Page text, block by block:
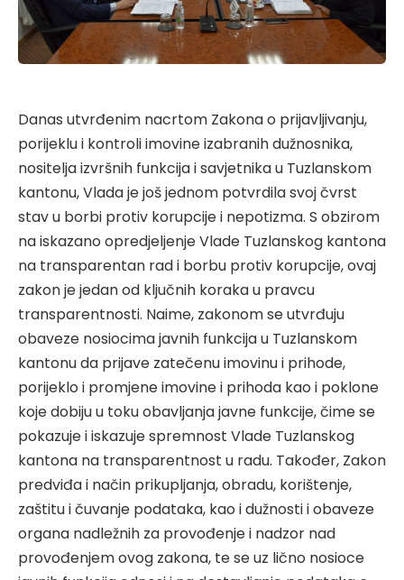
Danas utvrđenim nacrtom Zakona o prijavljivanju,
porijeklu i kontroli imovine izabranih dužnosnika,
nositelja izvršnih funkcija i savjetnika u Tuzlanskom
kantonu, Vlada je još jednom potvrdila svoj čvrst
stav u borbi protiv korupcije i nepotizma. S obzirom
na iskazano opredjeljenje Vlade Tuzlanskog kantona
na transparentan rad i borbu protiv korupcije, ovaj
zakon je jedan od ključnih koraka u pravcu
transparentnosti. Naime, zakonom se utvrđuju
obaveze nosiocima javnih funkcija u Tuzlanskom
kantonu da prijave zatečenu imovinu i prihode,
porijeklo i promjene imovine i prihoda kao i poklone
koje dobiju u toku obavljanja javne funkcije, čime se
pokazuje i iskazuje spremnost Vlade Tuzlanskog
kantona na transparentnost u radu. Također, Zakon
predviđa i način prikupljanja, obradu, korištenje,
zaštitu i čuvanje podataka, kao i dužnosti i obaveze
organa nadležnih za provođenje i nadzor nad
provođenjem ovog zakona, te se uz lično nosioce